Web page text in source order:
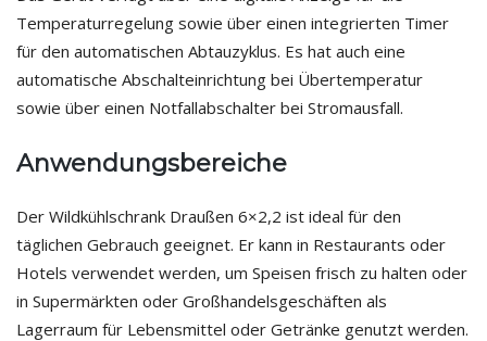
Temperaturregelung sowie über einen integrierten Timer
für den automatischen Abtauzyklus. Es hat auch eine
automatische Abschalteinrichtung bei Übertemperatur
sowie über einen Notfallabschalter bei Stromausfall.
Anwendungsbereiche
Der Wildkühlschrank Draußen 6×2,2 ist ideal für den
täglichen Gebrauch geeignet. Er kann in Restaurants oder
Hotels verwendet werden, um Speisen frisch zu halten oder
in Supermärkten oder Großhandelsgeschäften als
Lagerraum für Lebensmittel oder Getränke genutzt werden.